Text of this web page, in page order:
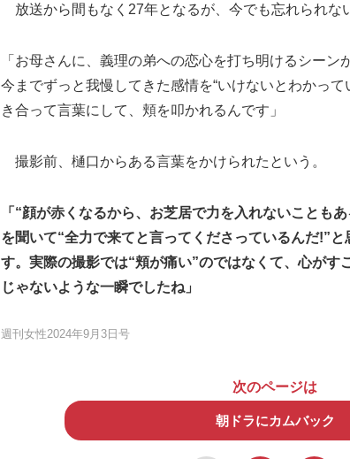
放送から間もなく27年となるが、今でも忘れられな
「お母さんに、義理の弟への恋心を打ち明けるシーン
今までずっと我慢してきた感情を“いけないとわかっ
き合って言葉にして、頬を叩かれるんです」
撮影前、樋口からある言葉をかけられたという。
「“顔が赤くなるから、お芝居で力を入れないことも
を聞いて“全力で来てと言ってくださっているんだ!”
す。実際の撮影では“頬が痛い”のではなくて、心がす
じゃないような一瞬でしたね」
週刊女性2024年9月3日号
次のページは
朝ドラにカムバック